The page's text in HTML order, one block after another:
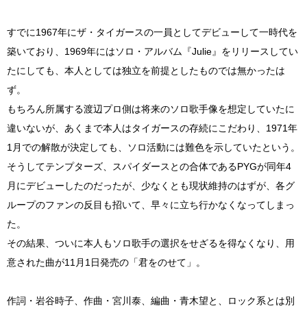
すでに1967年にザ・タイガースの一員としてデビューして一時代を
築いており、1969年にはソロ・アルバム『Julie』をリリースしてい
たにしても、本人としては独立を前提としたものでは無かったは
ず。
もちろん所属する渡辺プロ側は将来のソロ歌手像を想定していたに
違いないが、あくまで本人はタイガースの存続にこだわり、1971年
1月での解散が決定しても、ソロ活動には難色を示していたという。
そうしてテンプターズ、スパイダースとの合体であるPYGが同年4
月にデビューしたのだったが、少なくとも現状維持のはずが、各グ
ループのファンの反目も招いて、早々に立ち行かなくなってしまっ
た。
その結果、ついに本人もソロ歌手の選択をせざるを得なくなり、用
意された曲が11月1日発売の「君をのせて」。
作詞・岩谷時子、作曲・宮川泰、編曲・青木望と、ロック系とは別